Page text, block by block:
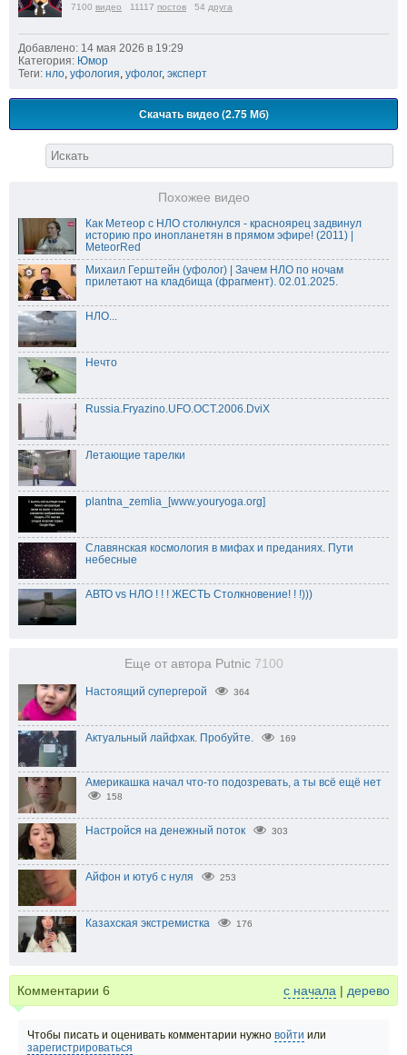
7100 видео 11117 постов 54 друга
Добавлено: 14 мая 2026 в 19:29
Категория: Юмор
Теги: нло уфология уфолог, эксперт
Скачать видео (2.75 Мб)
Похожее видео
Как Метеор с НЛО столкнулся - красноярец задвинул
историю про инопланетян в прямом эфире! (2011) |
MeteorRed
Михаил Герштейн (уфолог) | Зачем НЛО по ночам
прилетают на кладбища (фрагмент). 02.01.2025.
НЛО...
Нечто
Russia.Fryazino.UFO.OCT.2006.DviX
Летающие тарелки
plantna_zemlia_[www.youryoga.org]
Славянская космология в мифах и преданиях. Пути
небесные
АВТО vs НЛО ! ! ! ЖЕСТЬ Столкновение! ! !)))
Еще от автора Putnic 7100
Настоящий супергерой 364
Актуальный лайфхак. Пробуйте. 169
Америкашка начал что-то подозревать, а ты всё ещё нет
158
Настройся на денежный поток 303
Айфон и ютуб с нуля 253
Казахская экстремистка 176
Комментарии 6 с начала | дерево
Чтобы писать и оценивать комментарии нужно войти или
зарегистрироваться